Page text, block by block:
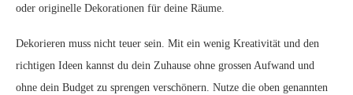
oder originelle Dekorationen für deine Räume.
Dekorieren muss nicht teuer sein. Mit ein wenig Kreativität und den
richtigen Ideen kannst du dein Zuhause ohne grossen Aufwand und
ohne dein Budget zu sprengen verschönern. Nutze die oben genannten